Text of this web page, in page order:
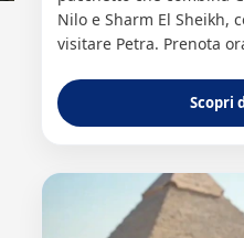
Nilo e Sharm El Sheikh,
visitare Petra. Prenota
Scopri